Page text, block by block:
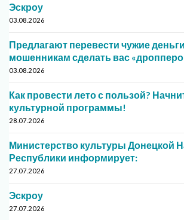
Эскроу
03.08.2026
Предлагают перевести чужие
мошенникам сделать вас
03.08.2026
Как провести лето с пользой?
культурной программы!
28.07.2026
Министерство культуры Донецкой
Республики информирует:
27.07.2026
Эскроу
27.07.2026